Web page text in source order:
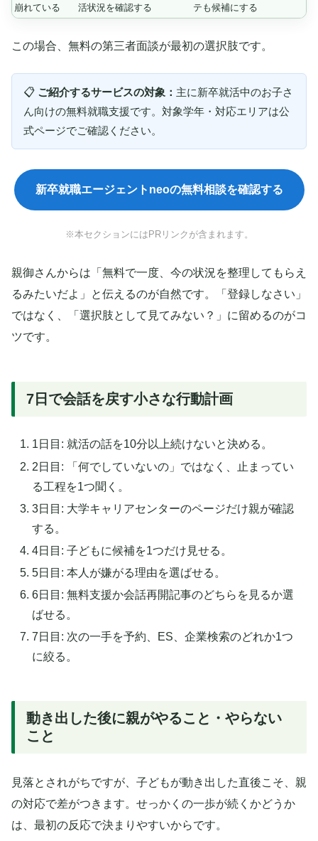
崩れている
活状況を確認する
テも候補にする
この場合、無料の第三者面談が最初の選択肢です。
📋 ご紹介するサービスの対象： 主に新卒就活中のお子さ
ん向けの無料就職支援です。対象学年・対応エリアは公
式ページでご確認ください。
新卒就職エージェントneoの無料相談を確認する
※本セクションにはPRリンクが含まれます。
親御さんからは「無料で一度、今の状況を整理してもらえ
るみたいだよ」と伝えるのが自然です。「登録しなさい」
ではなく、「選択肢として見てみない？」に留めるのがコ
ツです。
7日で会話を戻す小さな行動計画
1日目: 就活の話を10分以上続けないと決める。
2日目: 「何でしていないの」ではなく、止まってい
る工程を1つ聞く。
3日目: 大学キャリアセンターのページだけ親が確認
する。
4日目: 子どもに候補を1つだけ見せる。
5日目: 本人が嫌がる理由を選ばせる。
6日目: 無料支援か会話再開記事のどちらを見るか選
ばせる。
7日目: 次の一手を予約、ES、企業検索のどれか1つ
に絞る。
動き出した後に親がやること・やらない
こと
見落とされがちですが、子どもが動き出した直後こそ、親
の対応で差がつきます。せっかくの一歩が続くかどうか
は、最初の反応で決まりやすいからです。